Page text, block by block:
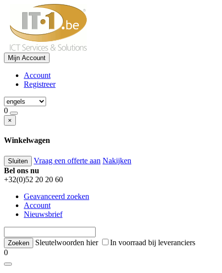
Mijn Account
Account
Registreer
0
×
Winkelwagen
Sluiten Vraag een offerte aan Nakijken
Bel ons nu
+32(0)52 20 20 60
Geavanceerd zoeken
Account
Nieuwsbrief
Sleutelwoorden hier
In voorraad bij leveranciers
0